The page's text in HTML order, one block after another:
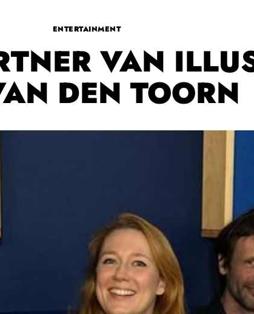
ENTERTAINMENT
VAN
DEN TOORN